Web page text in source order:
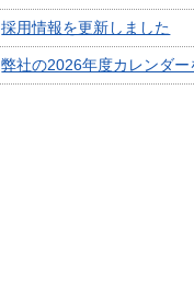
採用情報を更新しました
弊社の2026年度カレンダー